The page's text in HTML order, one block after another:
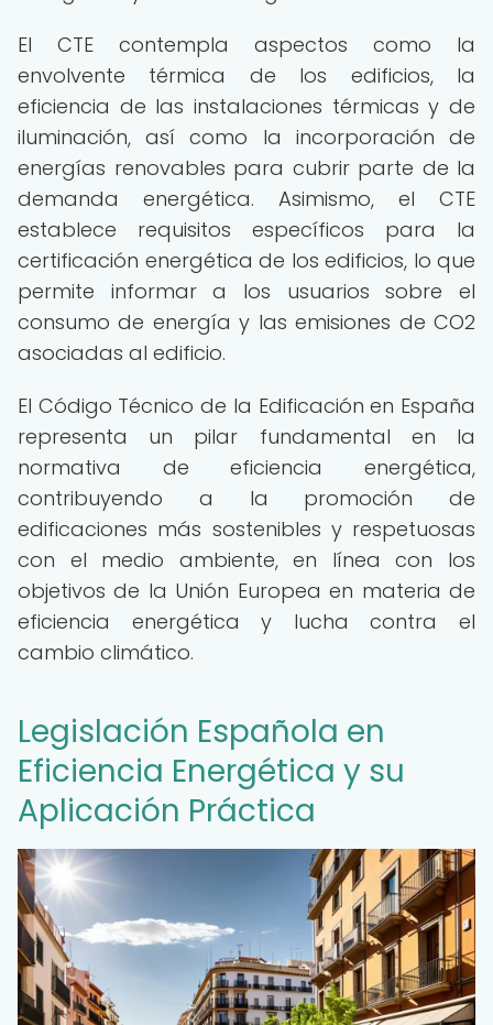
El CTE contempla aspectos como la
envolvente térmica de los edificios, la
eficiencia de las instalaciones térmicas y de
iluminación, así como la incorporación de
energías renovables para cubrir parte de la
demanda energética. Asimismo, el CTE
establece requisitos específicos para la
certificación energética de los edificios, lo que
permite informar a los usuarios sobre el
consumo de energía y las emisiones de CO2
asociadas al edificio.
El Código Técnico de la Edificación en España
representa un pilar fundamental en la
normativa de eficiencia energética,
contribuyendo a la promoción de
edificaciones más sostenibles y respetuosas
con el medio ambiente, en línea con los
objetivos de la Unión Europea en materia de
eficiencia energética y lucha contra el
cambio climático.
Legislación Española en
Eficiencia Energética y su
Aplicación Práctica